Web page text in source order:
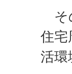
そ
住宅
活